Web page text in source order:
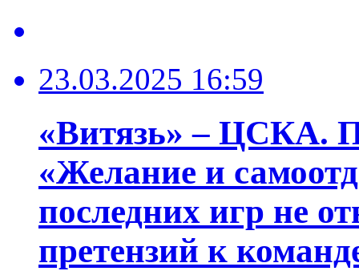
23.03.2025 16:59
«Витязь» – ЦСКА.
«Желание и
последних игр не
претензий к